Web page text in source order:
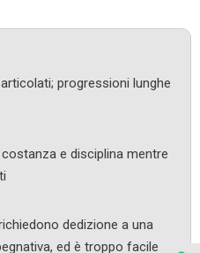
progressioni lunghe
e disciplina mentre
dedizione a una
ed è troppo facile